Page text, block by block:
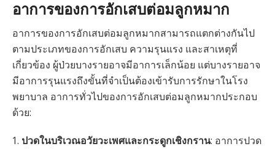
อาการของการอักเสบต่อมลูกหมาก
อาการของการอักเสบต่อมลูกหมากสามารถแตกต่างกันไป
ตามประเภทของการอักเสบ ความรุนแรง และสาเหตุที่
เกี่ยวข้อง ผู้ป่วยบางรายอาจมีอาการเล็กน้อย แต่บางรายอาจ
มีอาการรุนแรงถึงขั้นที่จำเป็นต้องเข้ารับการรักษาในโรง
พยาบาล อาการทั่วไปของการอักเสบต่อมลูกหมากประกอบ
ด้วย:
ปวดในบริเวณอวัยวะเพศและกระดูกเชิงกราน: อาการปวด